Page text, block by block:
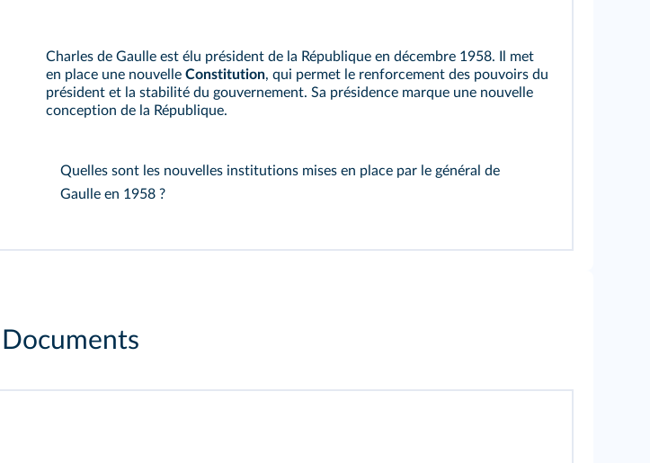
Charles de Gaulle est élu président de la République en décembre 1958. Il met
en place une nouvelle Constitution, qui permet le renforcement des pouvoirs du
président et la stabilité du gouvernement. Sa présidence marque une nouvelle
conception de la République.
Quelles sont les nouvelles institutions mises en place par le général de
Gaulle en 1958 ?
Documents